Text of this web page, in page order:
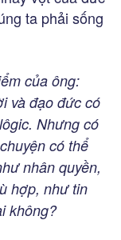
ta phải sống
của ông:
và đạo đức có
Nhưng có
có thể
nhân quyền,
hợp, như tin
không?